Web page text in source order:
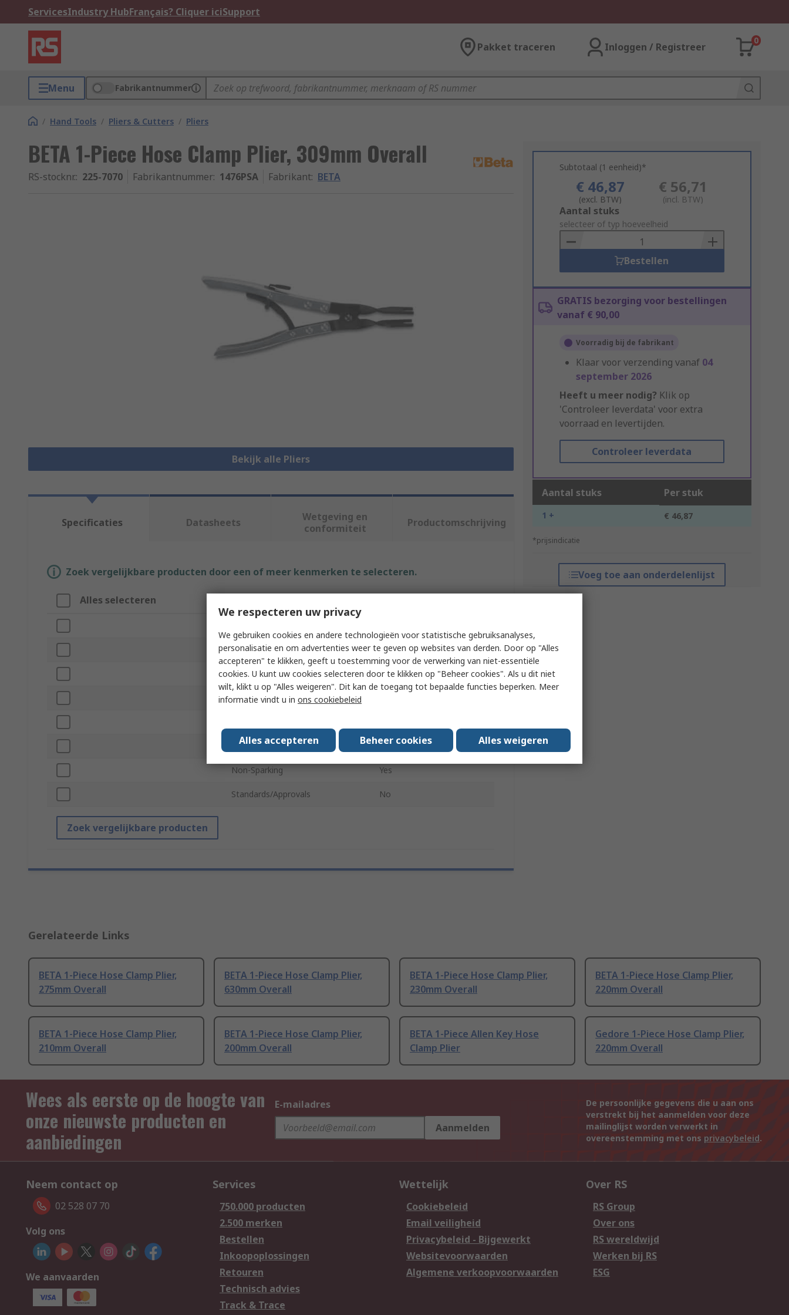
ServicesIndustry HubFrançais? Cliquer iciSupport
Pakket traceren Inloggen / Registreer
0
Menu Fabrikantnummer
/ Hand Tools / Pliers & Cutters / Pliers
BETA 1-Piece Hose Clamp Plier, 309mm Overall
RS-stocknr.: 225-7070 Fabrikantnummer: 1476PSA Fabrikant: BETA
Bekijk alle Pliers
Subtotaal (1 eenheid)*
€ 46,87
(excl. BTW)
€ 56,71
(incl. BTW)
Add
to
Basket
Aantal stuks
selecteer of typ hoeveelheid
Bestellen
GRATIS bezorging voor bestellingen
vanaf € 90,00
Voorradig bij de fabrikant
Klaar voor verzending vanaf 04
september 2026
Heeft u meer nodig? Klik op
'Controleer leverdata' voor extra
voorraad en levertijden.
Controleer leverdata
Aantal stuks Per stuk
1 + € 46,87
*prijsindicatie
Voeg toe aan onderdelenlijst
Specificaties Datasheets
Wetgeving en
conformiteit
Productomschrijving
Zoek vergelijkbare producten door een of meer kenmerken te selecteren.
Alles selecteren
Product Type Hose Clamp Plier
Number of Pieces 1
Overall Length
Jaw Opening 12.2mm
Non-Sparking Yes
Standards/Approvals No
Zoek vergelijkbare producten
Gerelateerde Links
BETA 1-Piece Hose Clamp Plier,
275mm Overall
BETA 1-Piece Hose Clamp Plier,
630mm Overall
BETA 1-Piece Hose Clamp Plier,
230mm Overall
BETA 1-Piece Hose Clamp Plier,
220mm Overall
BETA 1-Piece Hose Clamp Plier,
210mm Overall
BETA 1-Piece Hose Clamp Plier,
200mm Overall
BETA 1-Piece Allen Key Hose
Clamp Plier
Gedore 1-Piece Hose Clamp Plier,
220mm Overall
Wees als eerste op de hoogte van
onze nieuwste producten en
aanbiedingen
E-mailadres
Aanmelden
De persoonlijke gegevens die u aan ons
verstrekt bij het aanmelden voor deze
mailinglijst worden verwerkt in
overeenstemming met ons privacybeleid.
Neem contact op
02 528 07 70
Volg ons
We aanvaarden
Services
750.000 producten
2.500 merken
Bestellen
Inkoopoplossingen
Retouren
Technisch advies
Track & Trace
Wettelijk
Cookiebeleid
Email veiligheid
Privacybeleid - Bijgewerkt
Websitevoorwaarden
Algemene verkoopvoorwaarden
Over RS
RS Group
Over ons
RS wereldwijd
Werken bij RS
ESG
We respecteren uw privacy
We gebruiken cookies en andere technologieën voor statistische gebruiksanalyses,
personalisatie en om advertenties weer te geven op websites van derden. Door op "Alles
accepteren" te klikken, geeft u toestemming voor de verwerking van niet-essentiële
cookies. U kunt uw cookies selecteren door te klikken op "Beheer cookies". Als u dit niet
wilt, klikt u op "Alles weigeren". Dit kan de toegang tot bepaalde functies beperken. Meer
informatie vindt u in ons cookiebeleid
Alles accepteren Beheer cookies Alles weigeren